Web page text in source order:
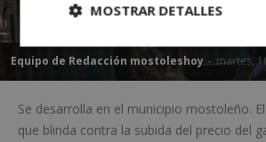
Equipo de Redacción mostoleshoy - martes,
Se desarrolla en el municipio mostoleño.
que blinda contra la subida del precio del
MOSTRAR DETALLES
Cookies
estrictamente
necesarias